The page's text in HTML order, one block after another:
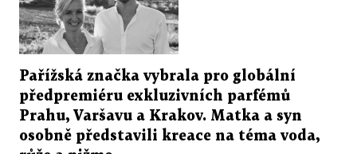
Pařížská značka vybrala pro globální
předpremiéru exkluzivních parfémů
Prahu, Varšavu a Krakov. Matka a syn
osobně představili kreace na téma voda,